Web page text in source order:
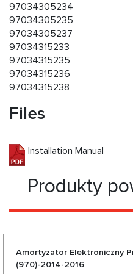
97034305234
97034305235
97034305237
97034315233
97034315235
97034315236
97034315238
Files
Installation Manual
Produkty
Amortyzator Elektroniczny
(970)-2014-2016